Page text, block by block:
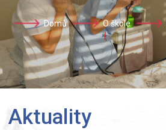
Domů O škole
Aktuality